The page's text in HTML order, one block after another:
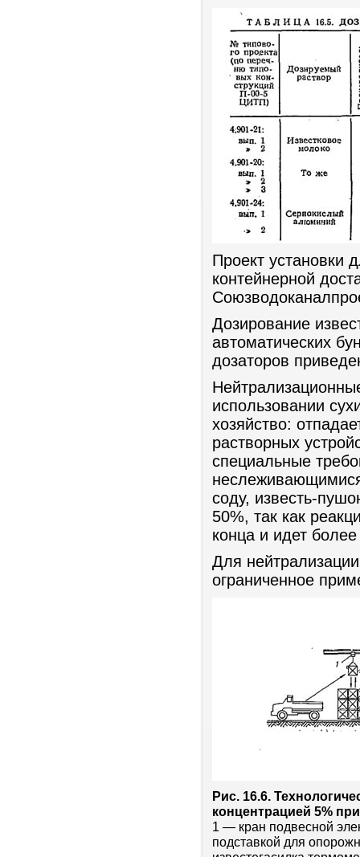
Проект установки
контейнерной
Дозирование
автоматических
дозаторов
использовании
хозяйство:
растворных
специальные
соду, известь-
50%, так как
конца и идет
Для
ограниченное
Рис. 16.6.
концентрацией 5%
1 — кран подвесной
подставкой для